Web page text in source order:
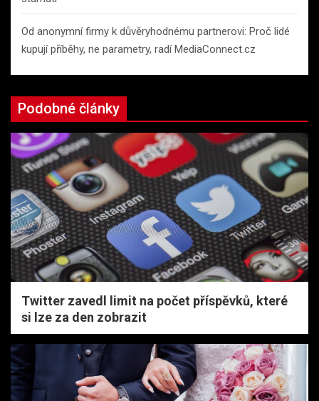
Od anonymní firmy k důvěryhodnému partnerovi: Proč lidé
kupují příběhy, ne parametry, radí MediaConnect.cz
Podobné články
Twitter zavedl limit na počet příspěvků, které
si lze za den zobrazit